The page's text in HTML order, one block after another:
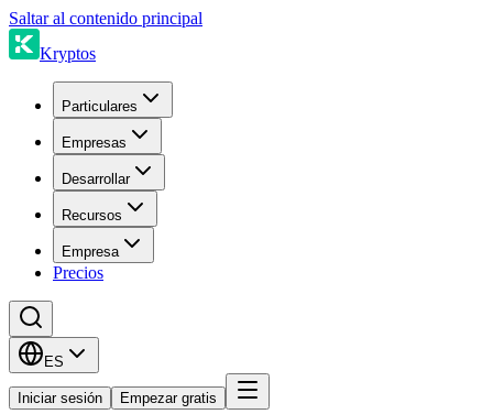
Saltar al contenido principal
Kryptos
Particulares
Empresas
Desarrollar
Recursos
Empresa
Precios
ES
Iniciar sesión Empezar gratis